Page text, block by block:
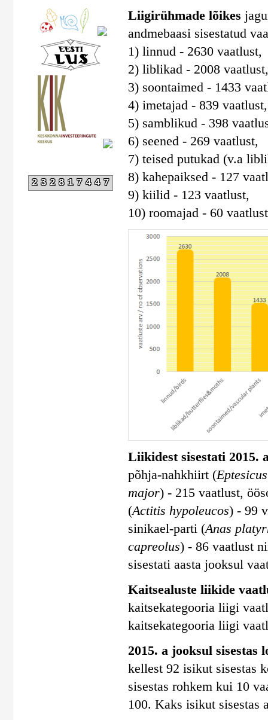
232817447
Liigirühmade lõikes
andmebaasi sisestatud
1) linnud - 2630 vaatlust,
2) liblikad - 2008 vaatlust,
3) soontaimed - 1433
4) imetajad - 839 vaatlust,
5) samblikud - 398
6) seened - 269 vaatlust,
7) teised putukad (v.a
8) kahepaiksed - 127
9) kiilid - 123 vaatlust,
10) roomajad - 60
Liikidest sisestati 2015.
põhja-nahkhiirt (
major) - 215 vaatlust,
(Actitis hypoleucos) - 99
sinikael-parti (Anas
capreolus) - 86 vaatlust
sisestati aasta jooksul
Kaitsealuste liikide
kaitsekategooria liigi
kaitsekategooria liigi
2015. a jooksul sisestas
kellest 92 isikut sisestas
sisestas rohkem kui 10
100. Kaks isikut sisestas